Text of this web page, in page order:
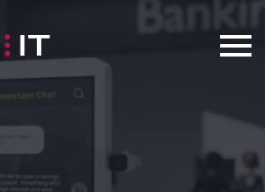
Assistenz statt